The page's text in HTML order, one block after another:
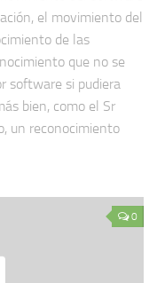
el movimiento del
de las
que no se
software si pudiera
bien, como el Sr
un reconocimiento
0